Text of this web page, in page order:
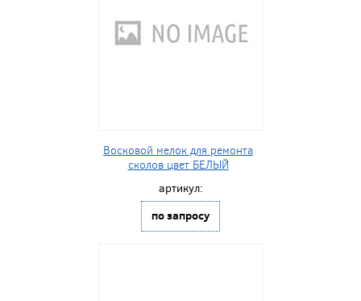
Восковой мелок для ремонта
сколов цвет БЕЛЫЙ
артикул:
по запросу